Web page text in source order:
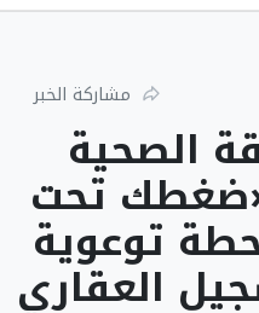
مشاركة الخبر
الصحية
تحت
توعوية
العقاري